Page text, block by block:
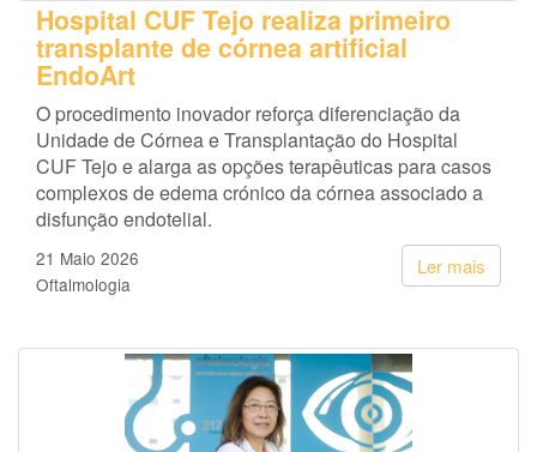
Hospital CUF Tejo realiza primeiro
transplante de córnea artificial
EndoArt
O procedimento inovador reforça diferenciação da
Unidade de Córnea e Transplantação do Hospital
CUF Tejo e alarga as opções terapêuticas para casos
complexos de edema crónico da córnea associado a
disfunção endotelial.
Ler mais
21 Maio 2026
Oftalmologia